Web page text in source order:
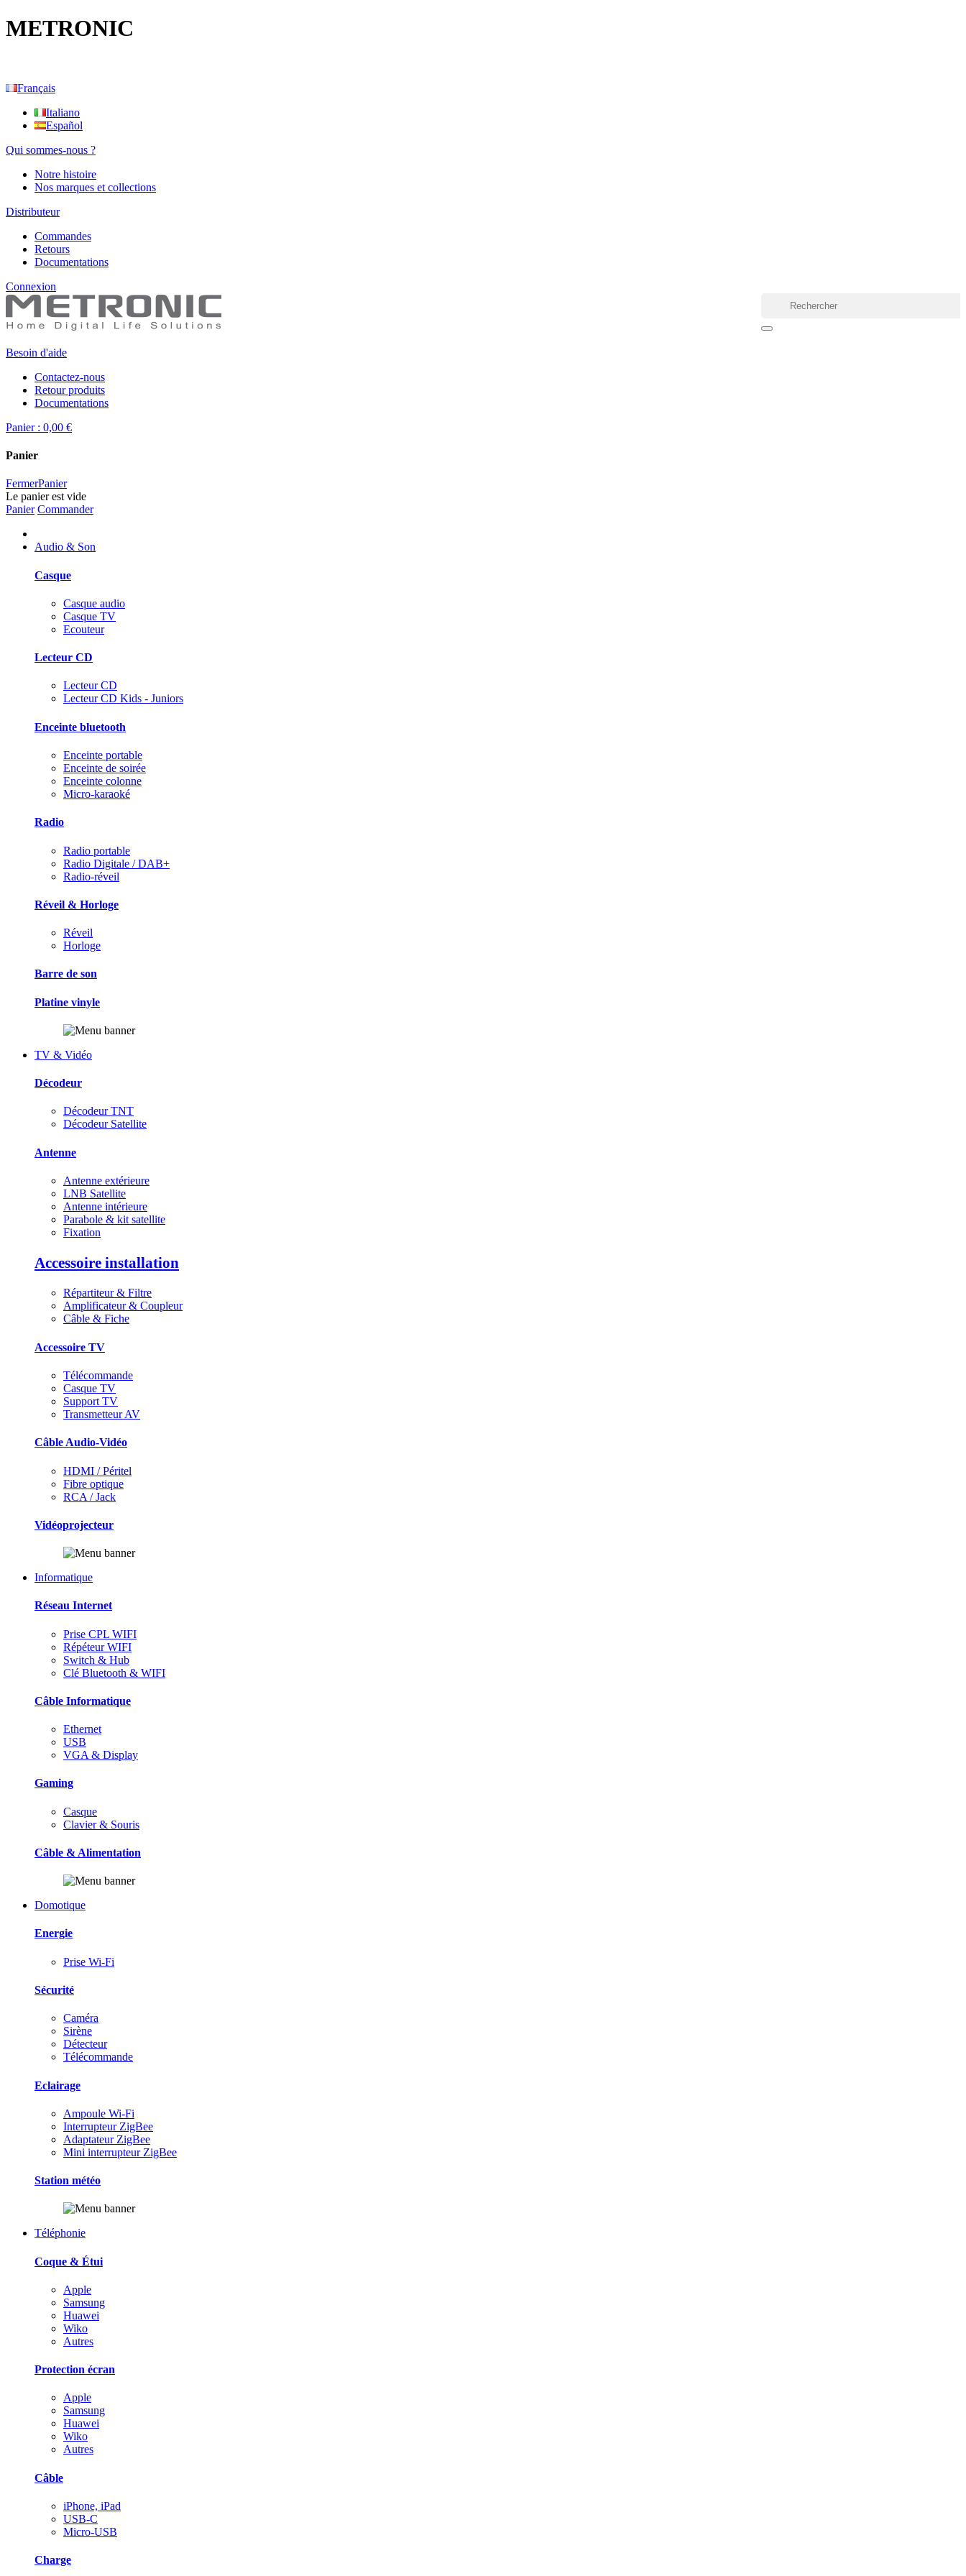
METRONIC
Français
Italiano
Español
Qui sommes-nous ?
Notre histoire
Nos marques et collections
Distributeur
Commandes
Retours
Documentations
Connexion
Besoin d'aide
Contactez-nous
Retour produits
Documentations
Panier : 0,00 €
Panier
FermerPanier
Le panier est vide
Panier Commander
Audio & Son
Casque
Casque audio
Casque TV
Ecouteur
Lecteur CD
Lecteur CD
Lecteur CD Kids - Juniors
Enceinte bluetooth
Enceinte portable
Enceinte de soirée
Enceinte colonne
Micro-karaoké
Radio
Radio portable
Radio Digitale / DAB+
Radio-réveil
Réveil & Horloge
Réveil
Horloge
Barre de son
Platine vinyle
TV & Vidéo
Décodeur
Décodeur TNT
Décodeur Satellite
Antenne
Antenne extérieure
LNB Satellite
Antenne intérieure
Parabole & kit satellite
Fixation
Accessoire installation
Répartiteur & Filtre
Amplificateur & Coupleur
Câble & Fiche
Accessoire TV
Télécommande
Casque TV
Support TV
Transmetteur AV
Câble Audio-Vidéo
HDMI / Péritel
Fibre optique
RCA / Jack
Vidéoprojecteur
Informatique
Réseau Internet
Prise CPL WIFI
Répéteur WIFI
Switch & Hub
Clé Bluetooth & WIFI
Câble Informatique
Ethernet
USB
VGA & Display
Gaming
Casque
Clavier & Souris
Câble & Alimentation
Domotique
Energie
Prise Wi-Fi
Sécurité
Caméra
Sirène
Détecteur
Télécommande
Eclairage
Ampoule Wi-Fi
Interrupteur ZigBee
Adaptateur ZigBee
Mini interrupteur ZigBee
Station météo
Téléphonie
Coque & Étui
Apple
Samsung
Huawei
Wiko
Autres
Protection écran
Apple
Samsung
Huawei
Wiko
Autres
Câble
iPhone, iPad
USB-C
Micro-USB
Charge